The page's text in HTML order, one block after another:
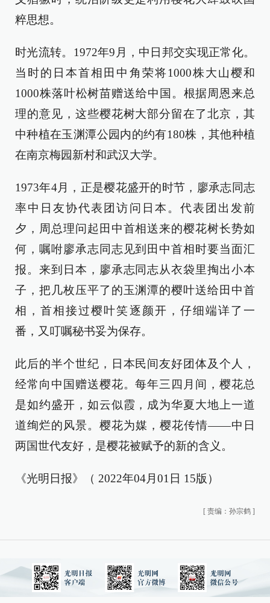
粹思想。
时光流转。1972年9月，中日邦交实现正常化。
当时的日本首相田中角荣将1000株大山樱和
1000株落叶松树苗赠送给中国。根据周恩来总
理的意见，这些樱花树大部分留在了北京，其
中种植在玉渊潭公园内的约有180株，其他种植
在南京梅园新村和武汉大学。
1973年4月，正是樱花盛开的时节，廖承志同志
率中日友协代表团访问日本。代表团出发前
夕，周总理问起田中首相送来的樱花树长势如
何，嘱咐廖承志同志见到田中首相时要当面汇
报。来到日本，廖承志同志从衣袋里掏出小本
子，把几枚压平了的玉渊潭的樱叶送给田中首
相，首相接过樱叶笑逐颜开，仔细端详了一
番，又叮嘱秘书妥为保存。
此后的半个世纪，日本民间友好团体及个人，
经常向中国赠送樱花。每年三四月间，樱花总
是如约盛开，如云似霞，成为华夏大地上一道
道绚烂的风景。樱花为媒，樱花传情——中日
两国世代友好，是樱花被赋予的新的含义。
《光明日报》（ 2022年04月01日 15版）
[ 责编：孙宗鹤 ]